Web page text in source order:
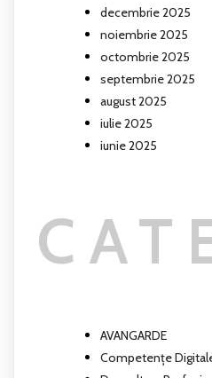
decembrie 2025
noiembrie 2025
octombrie 2025
septembrie 2025
august 2025
iulie 2025
iunie 2025
AVANGARDE
Competențe